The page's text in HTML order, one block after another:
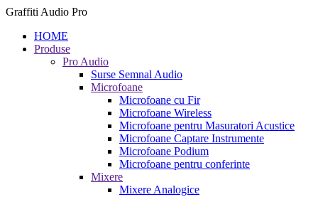
Graffiti Audio Pro
HOME
Produse
Pro Audio
Surse Semnal Audio
Microfoane
Microfoane cu Fir
Microfoane Wireless
Microfoane pentru Masuratori Acustice
Microfoane Captare Instrumente
Microfoane Podium
Microfoane pentru conferinte
Mixere
Mixere Analogice